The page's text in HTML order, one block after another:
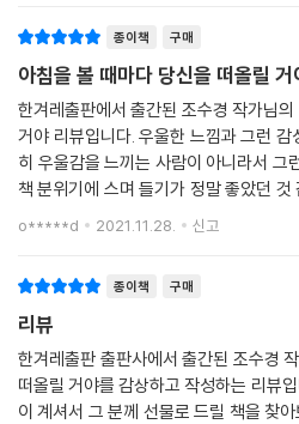
종이책 구매
아침을 볼 때마다 당신을 떠올릴 거
한겨레출판에서 출간된 조수경 작가님
거야 리뷰입니다. 우울한 느낌과 그런
히 우울감을 느끼는 사람이 아니라서 그
책 분위기에 스며 들기가 정말 좋았던
도 선물해드리고 싶은 책이에요. 작가님
o*****d 2021.11.28. 신고
종이책 구매
리뷰
한겨레출판 출판사에서 출간된 조수경
떠올릴 거야를 감상하고 작성하는 리뷰
이 계셔서 그 분께 선물로 드릴 책을 찾